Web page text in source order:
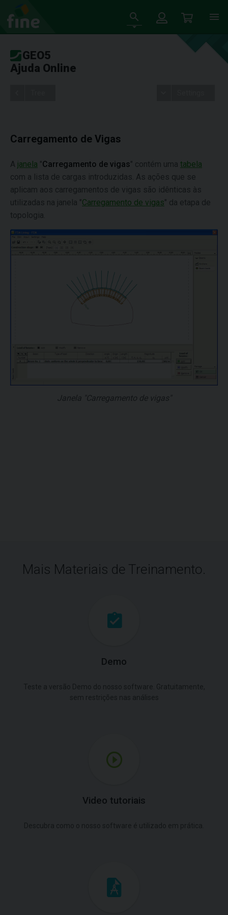
GEO5
Ajuda Online
Carregamento de Vigas
A janela "Carregamento de vigas" contém uma tabela
com a lista de cargas introduzidas. As ações que se
aplicam aos carregamentos de vigas são idênticas às
utilizadas na janela "Carregamento de vigas" da etapa de
topologia.
Janela "Carregamento de vigas"
Mais Materiais de Treinamento.
Demo
Video tutoriais